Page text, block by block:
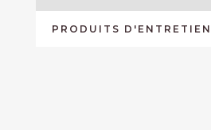
PRODUITS D'ENTRETIEN